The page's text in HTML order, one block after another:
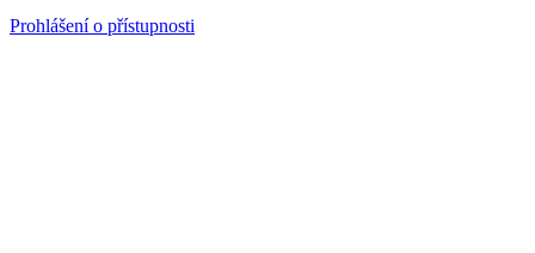
Prohlášení o přístupnosti